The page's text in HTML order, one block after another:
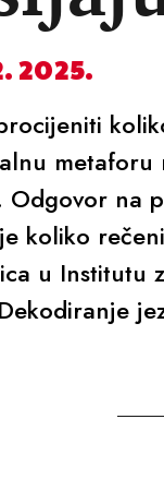
2025.
na
koliko
u